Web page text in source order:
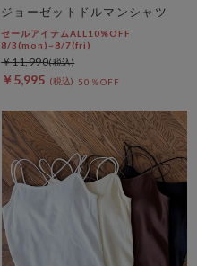
ジョーゼットドルマンシャツ
セールアイテムALL10%OFF
8/3(mon)~8/7(fri)
￥5,995 50％OFF
￥11,990